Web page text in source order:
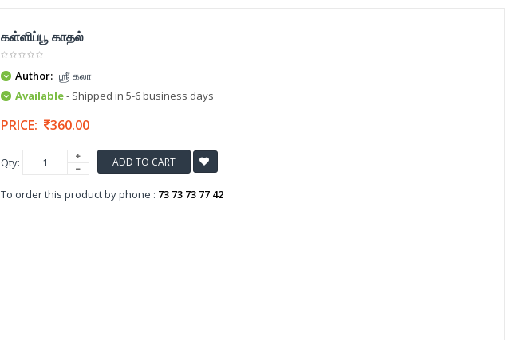
கள்ளிப்பூ காதல்
Author: ஶ்ரீ கலா
Available- Shipped in 5-6 business days
PRICE: 360.00
Qty: ADD TO CART
To order this product by phone : 73 73 73 77 42